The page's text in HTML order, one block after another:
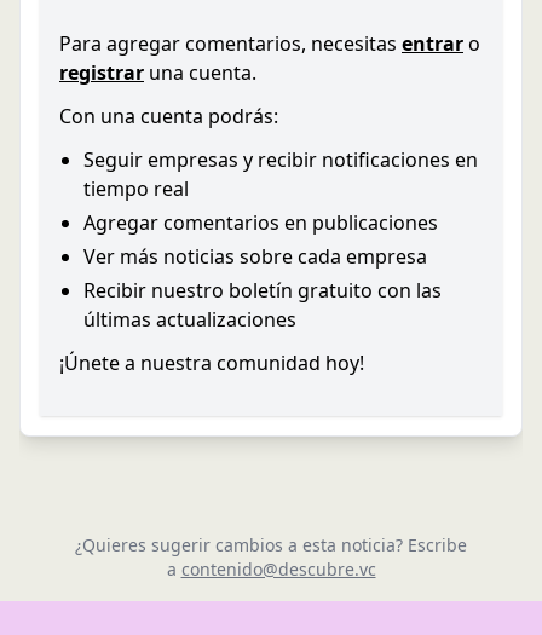
Para agregar comentarios, necesitas entraro
registrar una cuenta.
Con una cuenta podrás:
Seguir empresas y recibir notificaciones en
tiempo real
Agregar comentarios en publicaciones
Ver más noticias sobre cada empresa
Recibir nuestro boletín gratuito con las
últimas actualizaciones
¡Únete a nuestra comunidad hoy!
¿Quieres sugerir cambios a esta noticia? Escribe
a contenido@descubre.vc